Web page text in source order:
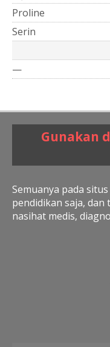
Proline
Serin
—
Gunakan
Semuanya pada
pendidikan saja,
nasihat medis,